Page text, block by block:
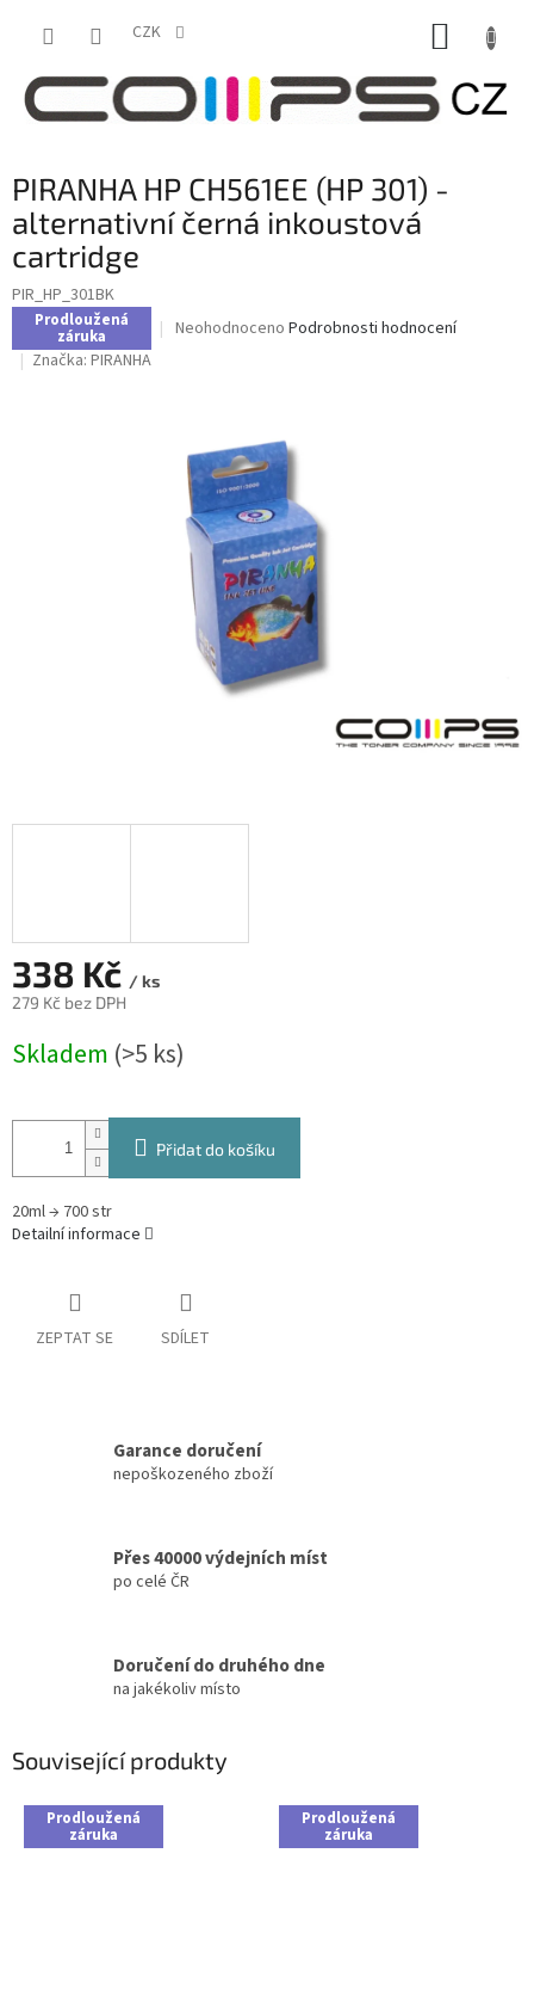
CZK
PIRANHA HP CH561EE (HP 301) -
alternativní černá inkoustová
cartridge
PIR_HP_301BK
Prodloužená
záruka
Průměrné
hvězdiček.
Neohodnoceno Podrobnosti hodnocení
Značka: PIRANHA
338 Kč / ks
279 Kč bez DPH
cena:
Skladem (>5 ks)
Přidat do košíku
20ml → 700 str
Detailní informace
ZEPTAT SE SDÍLET
Garance doručení
nepoškozeného zboží
Přes 40000 výdejních míst
po celé ČR
Doručení do druhého dne
na jakékoliv místo
Související produkty
Prodloužená
záruka
Prodloužená
záruka